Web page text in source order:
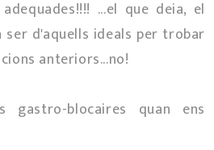
...el que deia, el
ser d'aquells ideals per trobar
anteriors...no!
blocaires quan ens